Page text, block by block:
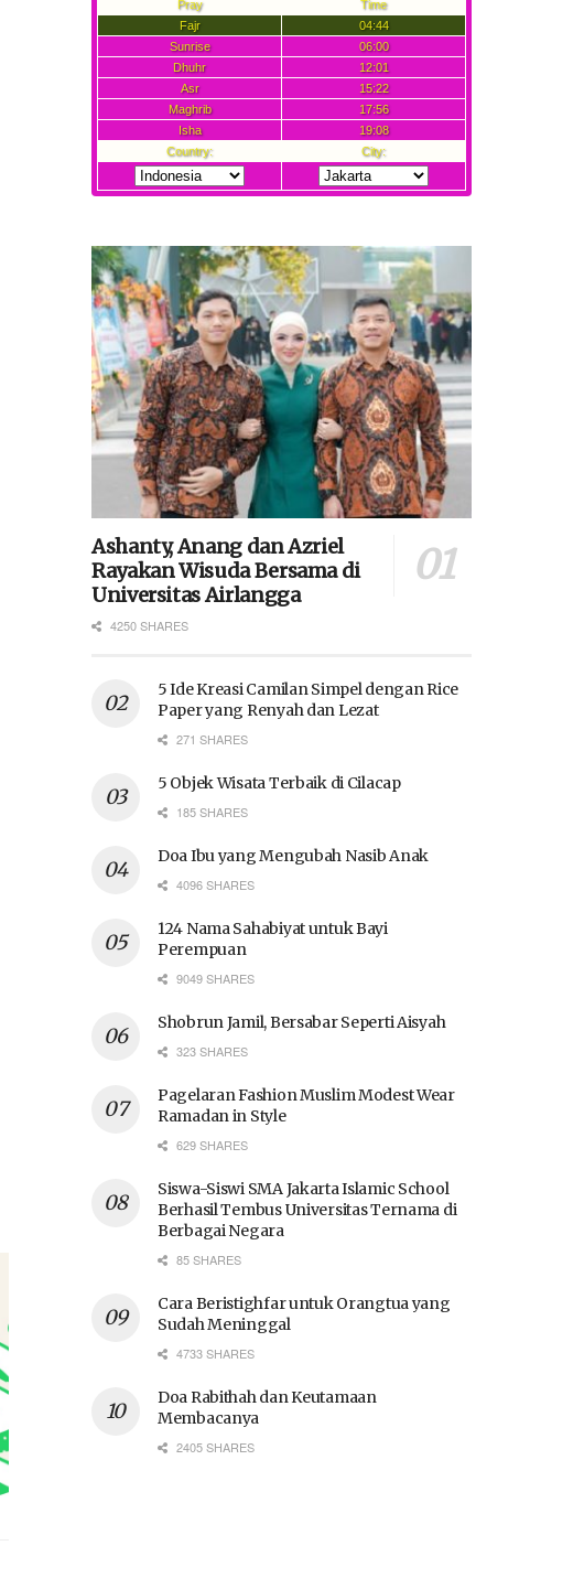
Ashanty, Anang dan Azriel
Rayakan Wisuda Bersama di
Universitas Airlangga
4250 SHARES
5 Ide Kreasi Camilan Simpel dengan Rice
Paper yang Renyah dan Lezat
271 SHARES
5 Objek Wisata Terbaik di Cilacap
185 SHARES
Doa Ibu yang Mengubah Nasib Anak
4096 SHARES
124 Nama Sahabiyat untuk Bayi
Perempuan
9049 SHARES
Shobrun Jamil, Bersabar Seperti Aisyah
323 SHARES
Pagelaran Fashion Muslim Modest Wear
Ramadan in Style
629 SHARES
Siswa-Siswi SMA Jakarta Islamic School
Berhasil Tembus Universitas Ternama di
Berbagai Negara
85 SHARES
Cara Beristighfar untuk Orangtua yang
Sudah Meninggal
4733 SHARES
Doa Rabithah dan Keutamaan
Membacanya
2405 SHARES